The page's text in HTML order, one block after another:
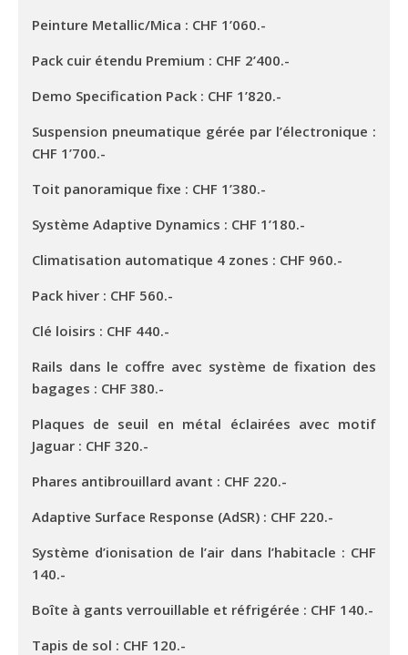
Peinture Metallic/Mica : CHF 1’060.-
Pack cuir étendu Premium : CHF 2’400.-
Demo Specification Pack : CHF 1’820.-
Suspension pneumatique gérée par l’électronique :
CHF 1’700.-
Toit panoramique fixe : CHF 1’380.-
Système Adaptive Dynamics : CHF 1’180.-
Climatisation automatique 4 zones : CHF 960.-
Pack hiver : CHF 560.-
Clé loisirs : CHF 440.-
Rails dans le coffre avec système de fixation des
bagages : CHF 380.-
Plaques de seuil en métal éclairées avec motif
Jaguar : CHF 320.-
Phares antibrouillard avant : CHF 220.-
Adaptive Surface Response (AdSR) : CHF 220.-
Système d’ionisation de l’air dans l’habitacle : CHF
140.-
Boîte à gants verrouillable et réfrigérée : CHF 140.-
Tapis de sol : CHF 120.-